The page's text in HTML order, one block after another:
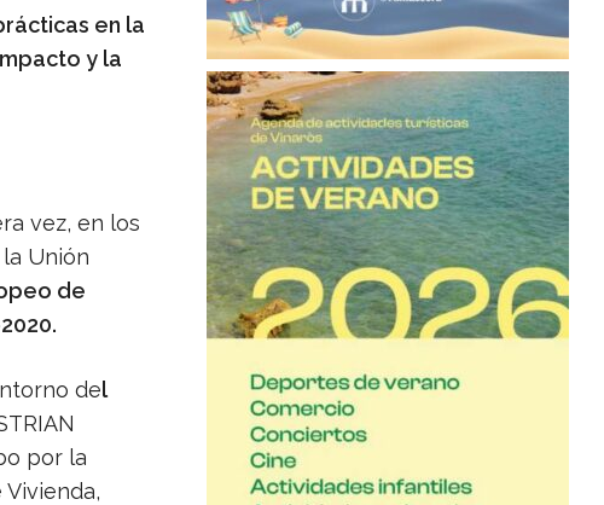
en la
y la
vez, en los
Unión
de
del
por la